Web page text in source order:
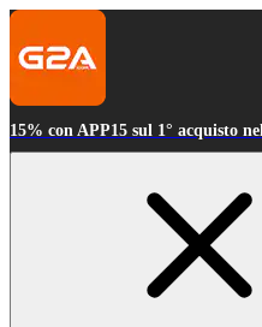
15% con APP15 sul 1° acquisto